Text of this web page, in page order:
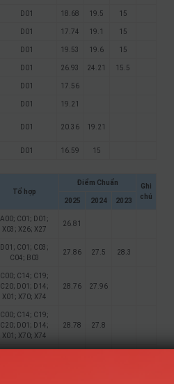
D01 18.68 19.5 15
D01 17.74 19.1 15
D01 19.53 19.6 15
D01 26.93 24.21 15.5
D01 17.56
D01 19.21
D01 20.36 19.21
D01 16.59 15
Tổ hợp
Điểm Chuẩn
Ghi
chú
2025 2024 2023
A00; C01; D01;
X03; X26; X27
26.81
D01; C01; C03;
C04; B03
27.86 27.5 28.3
C00; C14; C19;
C20; D01; D14;
X01; X70; X74
28.76 27.96
C00; C14; C19;
C20; D01; D14;
X01; X70; X74
28.78 27.8